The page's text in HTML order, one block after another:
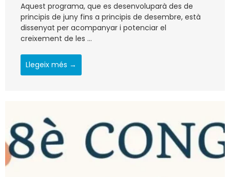
Aquest programa, que es desenvoluparà des de
principis de juny fins a principis de desembre, està
dissenyat per acompanyar i potenciar el
creixement de les ...
Llegeix més →